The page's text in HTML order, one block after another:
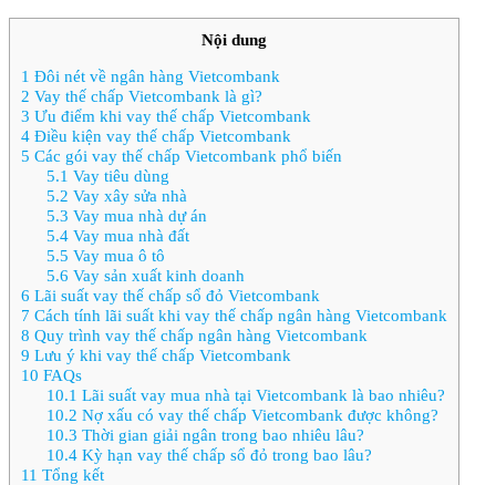
Nội dung
1 Đôi nét về ngân hàng Vietcombank
2 Vay thế chấp Vietcombank là gì?
3 Ưu điểm khi vay thế chấp Vietcombank
4 Điều kiện vay thế chấp Vietcombank
5 Các gói vay thế chấp Vietcombank phổ biến
5.1 Vay tiêu dùng
5.2 Vay xây sửa nhà
5.3 Vay mua nhà dự án
5.4Vay mua nhà đất
5.5 Vay mua ô tô
5.6 Vay sản xuất kinh doanh
6 Lãi suất vay thế chấp sổ đỏ Vietcombank
7 Cách tính lãi suất khi vay thế chấp ngân hàng Vietcombank
8 Quy trình vay thế chấp ngân hàng Vietcombank
9 Lưu ý khi vay thế chấp Vietcombank
10 FAQs
10.1 Lãi suất vay mua nhà tại Vietcombank là bao nhiêu?
10.2 Nợ xấu có vay thế chấp Vietcombank được không?
10.3 Thời gian giải ngân trong bao nhiêu lâu?
10.4Kỳ hạn vay thế chấp sổ đỏ trong bao lâu?
11 Tổng kết